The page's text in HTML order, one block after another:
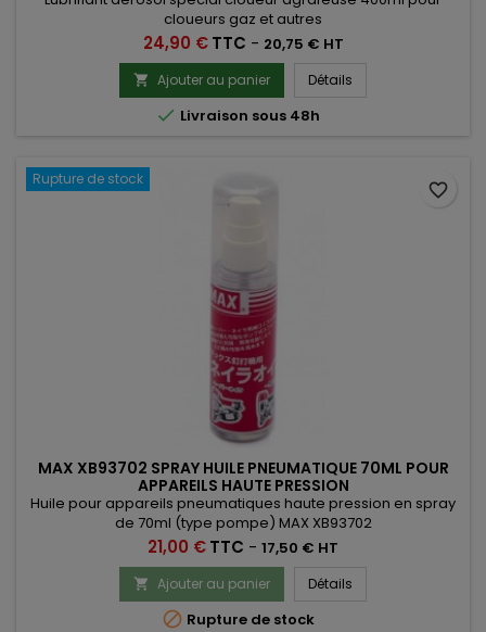
cloueurs gaz et autres
Prix
24,90 € TTC - 20,75 € HT
 Ajouter au panier Détails
 Livraison sous 48h
Rupture de stock
MAX XB93702 SPRAY HUILE PNEUMATIQUE 70ML POUR
APPAREILS HAUTE PRESSION
Huile pour appareils pneumatiques haute pression en spray
de 70ml (type pompe) MAX XB93702
Prix
21,00 €TTC - 17,50 € HT
 Ajouter au panier Détails
 Rupture de stock
favorite_border